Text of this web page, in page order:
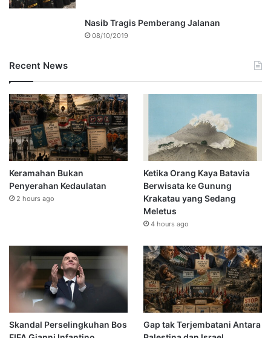
Nasib Tragis Pemberang Jalanan
08/10/2019
Recent News
Keramahan Bukan
Penyerahan Kedaulatan
2 hours ago
Ketika Orang Kaya Batavia
Berwisata ke Gunung
Krakatau yang Sedang
Meletus
4 hours ago
Skandal Perselingkuhan Bos
Gap tak Terjembatani Antara